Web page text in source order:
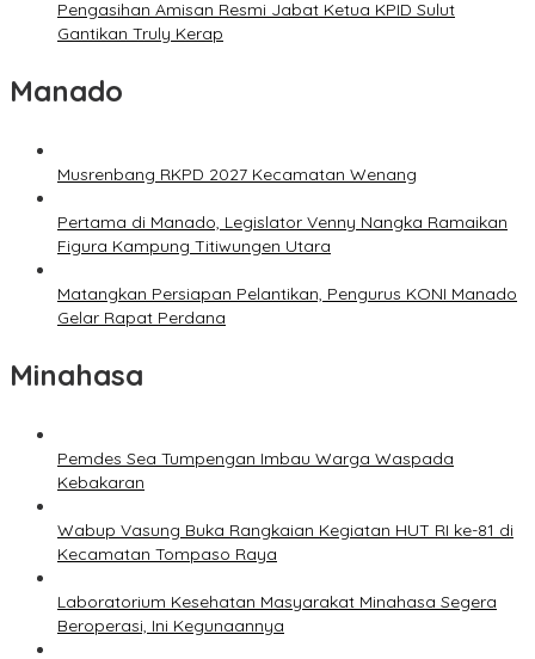
Pengasihan Amisan Resmi Jabat Ketua KPID Sulut
Gantikan Truly Kerap
Manado
Musrenbang RKPD 2027 Kecamatan Wenang
Pertama di Manado, Legislator Venny Nangka Ramaikan
Figura Kampung Titiwungen Utara
Matangkan Persiapan Pelantikan, Pengurus KONI Manado
Gelar Rapat Perdana
Minahasa
Pemdes Sea Tumpengan Imbau Warga Waspada
Kebakaran
Wabup Vasung Buka Rangkaian Kegiatan HUT RI ke-81 di
Kecamatan Tompaso Raya
Laboratorium Kesehatan Masyarakat Minahasa Segera
Beroperasi, Ini Kegunaannya